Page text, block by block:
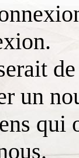
un
qui